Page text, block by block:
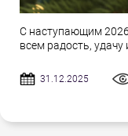
С наступающим 2026
всем радость,
31.12.2025